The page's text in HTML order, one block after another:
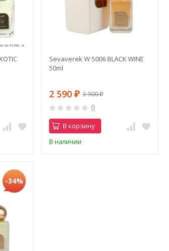
Sevaverek W 5006 BLACK WINE
50ml
2 590 ₽ 3 900₽
0
В корзину
В наличии
-34%